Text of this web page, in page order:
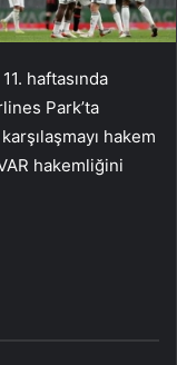
haftasında
Park’ta
hakem
hakemliğini